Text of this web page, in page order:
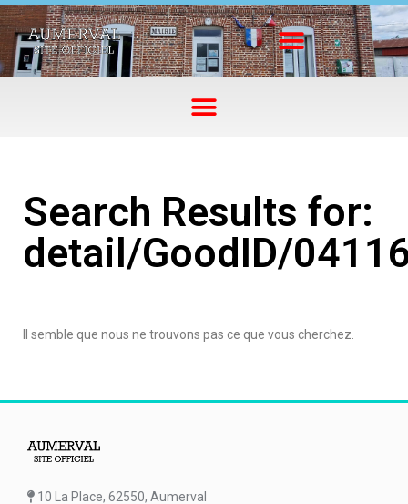
Search Results for:
detail/GoodID/
Il semble que nous ne trouvons pas ce que vous cherchez.
10 La Place, 62550, Aumerval